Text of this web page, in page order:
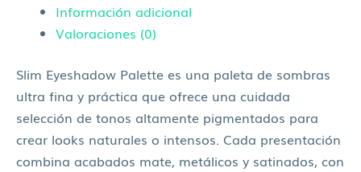
Información adicional
Valoraciones (0)
Slim Eyeshadow Palette es una paleta de sombras
ultra fina y práctica que ofrece una cuidada
selección de tonos altamente pigmentados para
crear looks naturales o intensos. Cada presentación
combina acabados mate, metálicos y satinados, con